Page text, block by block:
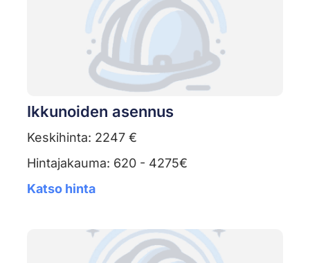
Ikkunoiden asennus
Keskihinta: 2247 €
Hintajakauma: 620 - 4275€
Katso hinta